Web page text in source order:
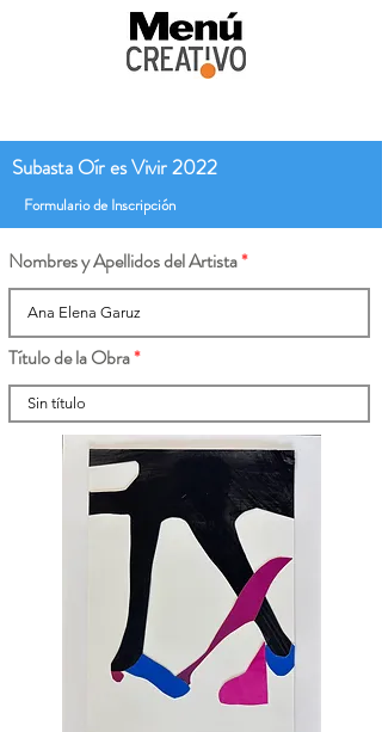
Subasta Oír es Vivir 2022
Formulario de Inscripción
Nombres y Apellidos del Artista
Título de la Obra